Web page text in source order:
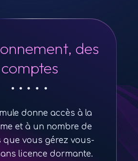
des
comptes
donne accès à la
et à un nombre de
que vous gérez vous-
licence dormante.